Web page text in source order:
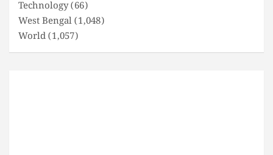
Technology(66)
West Bengal(1,048)
World(1,057)